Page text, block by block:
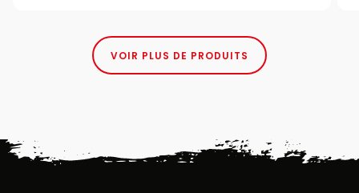
VOIR PLUS DE PRODUITS